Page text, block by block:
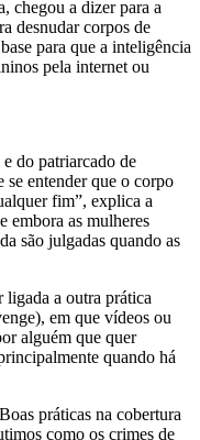
chegou a dizer para a
desnudar corpos de
para que a inteligência
pela internet ou
do patriarcado de
se entender que o corpo
fim”, explica a
embora as mulheres
são julgadas quando as
ligada a outra prática
em que vídeos ou
alguém que quer
quando há
práticas na cobertura
como os crimes de